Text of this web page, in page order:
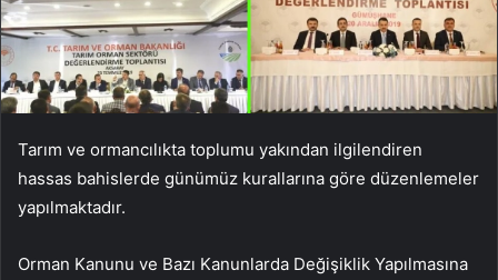
Tarım ve ormancılıkta toplumu yakından ilgilendiren
hassas bahislerde günümüz kurallarına göre düzenlemeler
yapılmaktadır.
Orman Kanunu ve Bazı Kanunlarda Değişiklik Yapılmasına